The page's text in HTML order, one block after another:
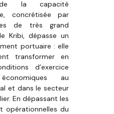
de la capacité
concrétisée par
de très grand
Kribi, dépasse un
portuaire : elle
transformer en
d’exercice
au
et dans le secteur
En dépassant les
opérationnelles du